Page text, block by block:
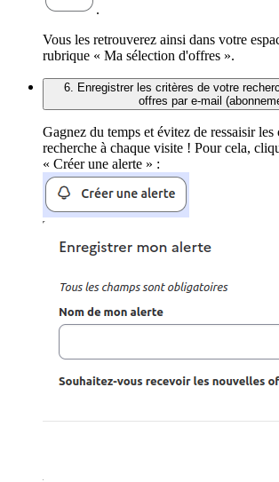
.
Vous les retrouverez ainsi dans votre
rubrique « Ma sélection d'offres ».
6. Enregistrer les critères de votre
offres par e-mail
Gagnez du temps et évitez de ressaisir les
recherche à chaque visite ! Pour cela,
« Créer une alerte » :